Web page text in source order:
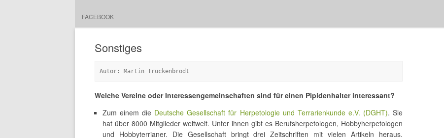
FACEBOOK
Sonstiges
Autor: Martin Truckenbrodt
Welche Vereine oder Interessengemeinschaften sind für einen Pipidenhalter interessant?
Zum einem die Deutsche Gesellschaft für Herpetologie und Terrarienkunde e.V. (DGHT). Sie
hat über 8000 Mitglieder weltweit. Unter ihnen gibt es Berufsherpetologen, Hobbyherpetologen
und Hobbyterrianer. Die Gesellschaft bringt drei Zeitschriften mit vielen Artikeln heraus.